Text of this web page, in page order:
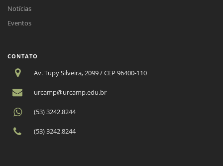
Notícias
Eventos
CONTATO
Av. Tupy Silveira, 2099 / CEP 96400-110
urcamp@urcamp.edu.br
(53) 3242.8244
(53) 3242.8244